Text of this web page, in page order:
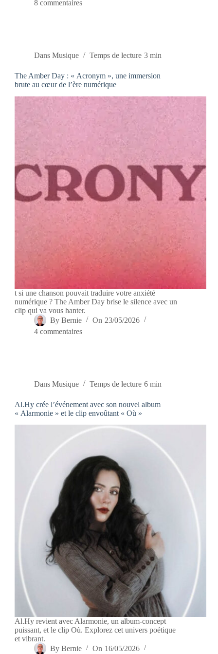
8 commentaires
Dans Musique Temps de lecture 3 min
The Amber Day : « Acronym », une immersion
brute au cœur de l’ère numérique
t si une chanson pouvait traduire votre anxiété
numérique ? The Amber Day brise le silence avec un
clip qui va vous hanter.
By Bernie On 23/05/2026
4 commentaires
Dans Musique Temps de lecture 6 min
Al.Hy crée l’événement avec son nouvel album
« Alarmonie » et le clip envoûtant « Où »
Al.Hy revient avec Alarmonie, un album-concept
puissant, et le clip Où. Explorez cet univers poétique
et vibrant.
By Bernie On 16/05/2026